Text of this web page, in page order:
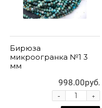
Бирюза
микроогранка №1 3
мм
998.00руб.
+
-